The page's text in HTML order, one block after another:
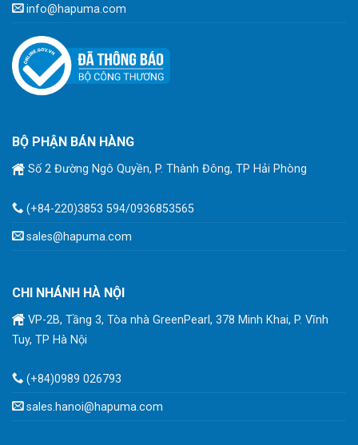
info@hapuma.com
BỘ PHẬN BÁN HÀNG
Số 2 Đường Ngô Quyền, P. Thành Đông, TP Hải Phòng
(+84-220)3853 594/0936853565
sales@hapuma.com
CHI NHÁNH HÀ NỘI
VP-2B, Tầng 3, Tòa nhà GreenPearl, 378 Minh Khai, P. Vĩnh
Tuy, TP Hà Nội
(+84)0989 026793
sales.hanoi@hapuma.com